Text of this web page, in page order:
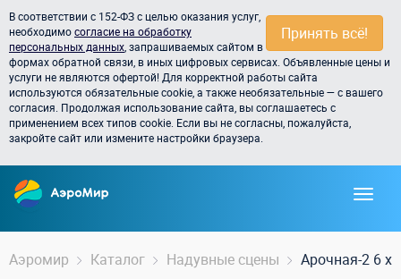
Принять всё!
В соответствии с 152-ФЗ с целью оказания услуг,
необходимосогласие на обработку
персональных данных , запрашиваемых сайтом в
формах обратной связи, в иных цифровых сервисах. Объявленные цены и
услуги не являются офертой! Для корректной работы сайта
используются обязательные cookie, а также необязательные — с вашего
согласия. Продолжая использование сайта, вы соглашаетесь с
применением всех типов cookie. Если вы не согласны, пожалуйста,
закройте сайт или измените настройки браузера.
Аэромир Каталог Надувные сцены Арочная-2 6 х